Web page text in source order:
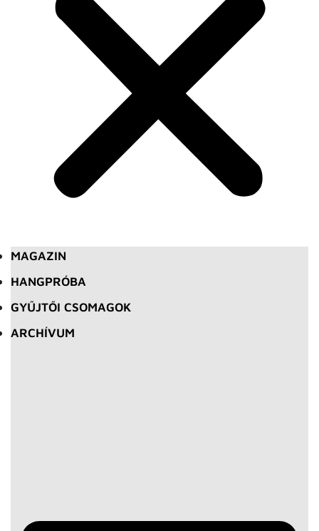
MAGAZIN
HANGPRÓBA
GYŰJTŐI CSOMAGOK
ARCHÍVUM